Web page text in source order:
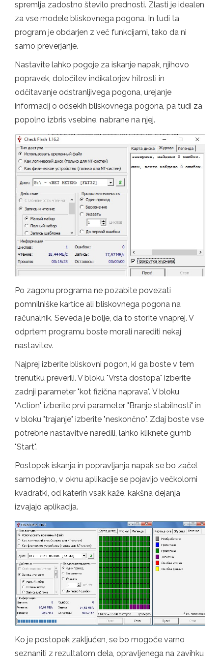
spremlja zadostno število prednosti. Zlasti je idealen
za vse modele bliskovnega pogona. In tudi ta
program je obdarjen z več funkcijami, tako da ni
samo preverjanje.
Nastavite lahko pogoje za iskanje napak, njihovo
popravek, določitev indikatorjev hitrosti in
odčitavanje odstranljivega pogona, urejanje
informacij o odsekih bliskovnega pogona, pa tudi za
popolno izbris vsebine, nabrane na njej.
Po zagonu programa ne pozabite povezati
pomnilniške kartice ali bliskovnega pogona na
računalnik. Seveda je bolje, da to storite vnaprej. V
odprtem programu boste morali narediti nekaj
nastavitev.
Najprej izberite bliskovni pogon, ki ga boste v tem
trenutku preverili. V bloku "Vrsta dostopa" izberite
zadnji parameter "kot fizična naprava". V bloku
"Action" izberite prvi parameter "Branje stabilnosti" in
v bloku "trajanje" izberite "neskončno". Zdaj boste vse
potrebne nastavitve naredili, lahko kliknete gumb
"Start".
Postopek iskanja in popravljanja napak se bo začel
samodejno, v oknu aplikacije se pojavijo večkolorni
kvadratki, od katerih vsak kaže, kakšna dejanja
izvajajo aplikacija.
Ko je postopek zaključen, se bo mogoče varno
seznaniti z rezultatom dela, opravljenega na zavihku